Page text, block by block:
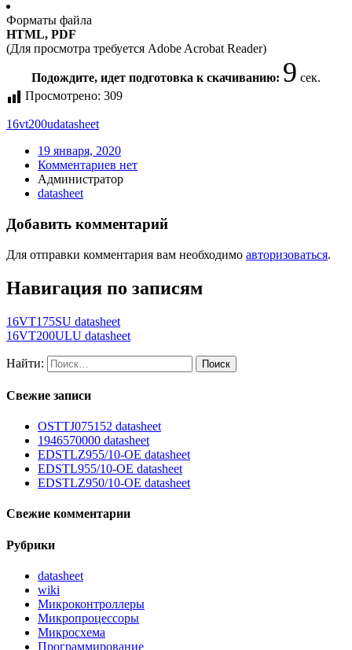
Форматы файла
HTML, PDF
(Для просмотра требуется Adobe Acrobat Reader)
Подождите, идет подготовка к скачиванию: 9 сек.
Просмотрено: 309
16vt200udatasheet
19 января, 2020
Комментариев нет
Администратор
datasheet
Добавить комментарий
Для отправки комментария вам необходимо авторизоваться.
Навигация по записям
16VT175SU datasheet
16VT200ULU datasheet
Найти:
Свежие записи
OSTTJ075152 datasheet
1946570000 datasheet
EDSTLZ955/10-OE datasheet
EDSTL955/10-OE datasheet
EDSTLZ950/10-OE datasheet
Свежие комментарии
Рубрики
datasheet
wiki
Микроконтроллеры
Микропроцессоры
Микросхема
Программирование